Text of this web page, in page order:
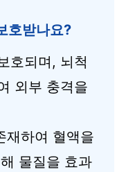
호받나요?
호되며, 뇌척
외부 충격을
재하여 혈액을
물질을 효과